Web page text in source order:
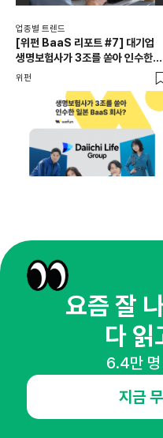
업종별 트렌드
[위펀 BaaS 리포트 #7] 대기업
생명보험사가 3조를 쏟아 인수한
일본 BaaS 회사의 정체는?
위펀
매주 화요일 아침,
마케팅 감각을 깨워 드
65,043명의 마케터를 성장시키는
뉴스레터 구독하기
요즘 잘
다 읽
6.4만 명
지금